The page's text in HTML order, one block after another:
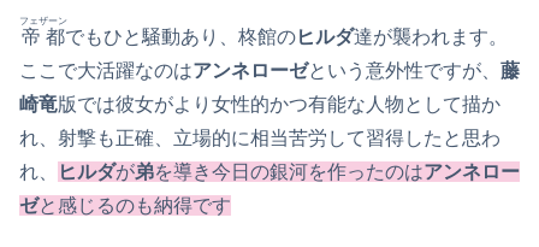
帝都
フェザーン
でもひと騒動あり、柊館のヒルダ達が襲われます。
ここで大活躍なのはアンネローゼという意外性ですが、 藤
崎竜版では彼女がより女性的かつ有能な人物として描か
れ、射撃も正確、立場的に相当苦労して習得したと思わ
れ、
ヒルダが弟を導き今日の銀河を作ったのはアンネロー
ゼと感じるのも納得です